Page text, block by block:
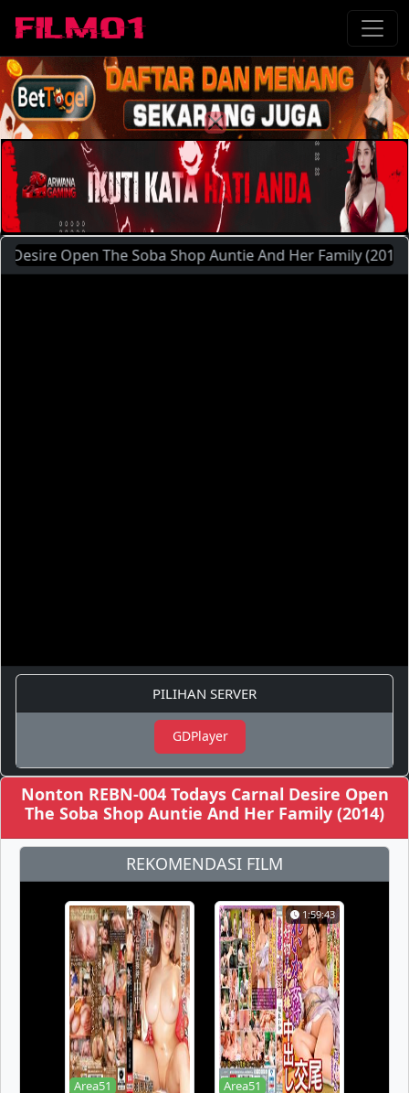
Open The Soba Shop Auntie And Her Family (2014)
PILIHAN SERVER
GDPlayer
Nonton REBN-004 Todays Carnal Desire Open
The Soba Shop Auntie And Her Family (2014)
REKOMENDASI FILM
Area51
1:59:43
Area51